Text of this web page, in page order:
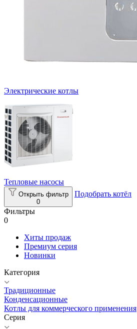
Электрические котлы
Тепловые насосы
Открыть фильтр
0
Подобрать котёл
Фильтры
0
Хиты продаж
Премиум серия
Новинки
Категория
Традиционные
Конденсационные
Котлы для коммерческого применения
Серия